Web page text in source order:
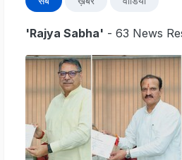
'Rajya Sabha' - 63 News